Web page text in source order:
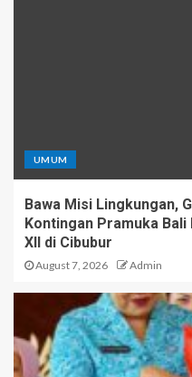
UMUM
Bawa Misi Lingkungan,
Kontingan Pramuka
XII di Cibubur
August 7, 2026 Admin